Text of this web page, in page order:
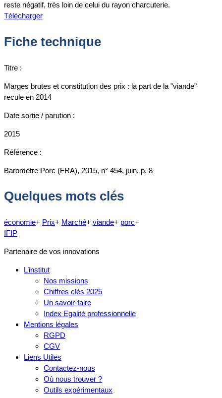
reste négatif, très loin de celui du rayon charcuterie.
Télécharger
Fiche technique
Titre :
Marges brutes et constitution des prix : la part de la "viande"
recule en 2014
Date sortie / parution :
2015
Référence :
Baromètre Porc (FRA), 2015, n° 454, juin, p. 8
Quelques mots clés
économie+ Prix+ Marché+ viande+ porc+
IFIP
Partenaire de vos innovations
L’institut
Nos missions
Chiffres clés 2025
Un savoir-faire
Index Egalité professionnelle
Mentions légales
RGPD
CGV
Liens Utiles
Contactez-nous
Où nous trouver ?
Outils expérimentaux